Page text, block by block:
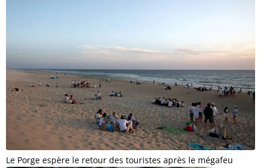
Le Porge espère le retour des touristes après le mégafeu